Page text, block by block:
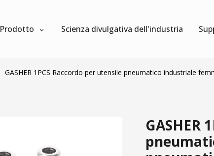
Prodotto Scienza divulgativa dell'industria
GASHER 1PCS Raccordo per utensile pneumatico industriale
GASHER